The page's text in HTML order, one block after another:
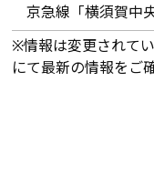
京急線「横須賀中
※情報は変更されて
にて最新の情報をご